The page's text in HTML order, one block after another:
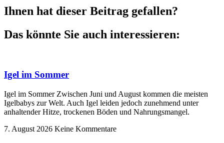
Ihnen hat dieser Beitrag gefallen?
Das könnte Sie auch interessieren:
Igel im Sommer
Igel im Sommer Zwischen Juni und August kommen die meisten
Igelbabys zur Welt. Auch Igel leiden jedoch zunehmend unter
anhaltender Hitze, trockenen Böden und Nahrungsmangel.
7. August 2026 Keine Kommentare